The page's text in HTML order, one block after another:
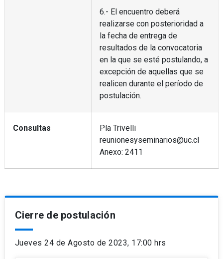
6.- El encuentro deberá
realizarse con posterioridad a
la fecha de entrega de
resultados de la convocatoria
en la que se esté postulando, a
excepción de aquellas que se
realicen durante el período de
postulación.
Consultas
Pía Trivelli
reunionesyseminarios@uc.cl
Anexo: 2411
Cierre de postulación
Jueves 24 de Agosto de 2023, 17:00 hrs